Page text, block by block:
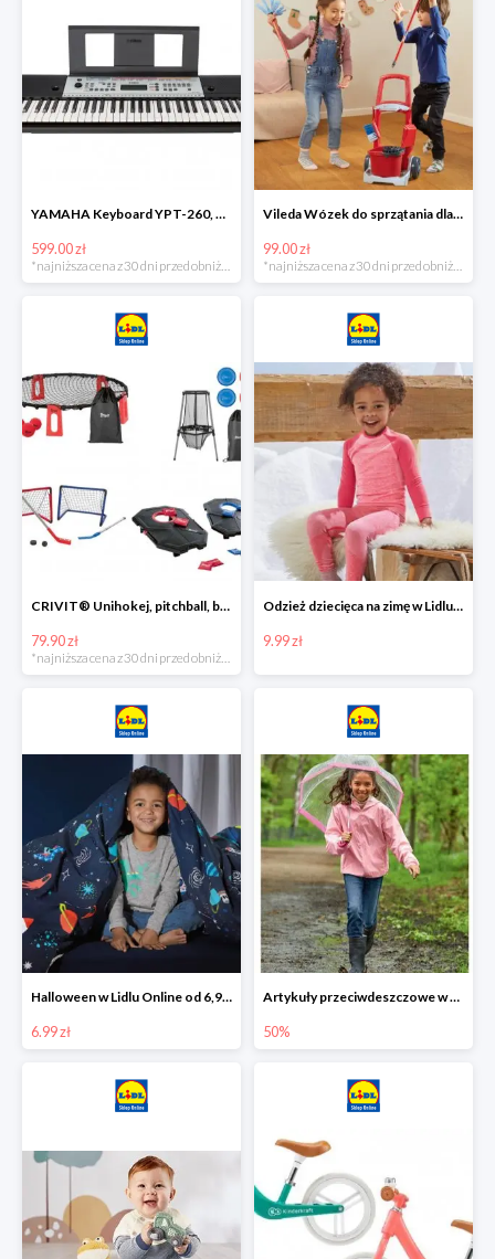
YAMAHA Keyboard YPT-260, 61 klawiszy
599.00 zł
*najniższa cena z 30 dni przed obniżką
Vileda Wózek do sprzątania dla dzieci
99.00 zł
*najniższa cena z 30 dni przed obniżką
CRIVIT® Unihokej, pitchball, bean bag lub disc golf
79.90 zł
Odzież dziecięca na zimę w Lidlu Online od 9,99 zł
9.99 zł
Halloween w Lidlu Online od 6,99 zł
6.99 zł
Artykuły przeciwdeszczowe w Lodilu Online do -50%
50%